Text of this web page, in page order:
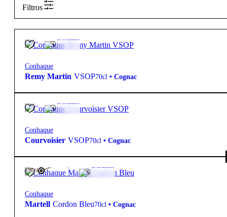
Filtros
Destilado
Conhaque
Remy Martin VSOP70cl • Cognac
Destilado
Conhaque
Courvoisier VSOP70cl • Cognac
FREE
Destilado
Conhaque
Martell Cordon Bleu70cl • Cognac